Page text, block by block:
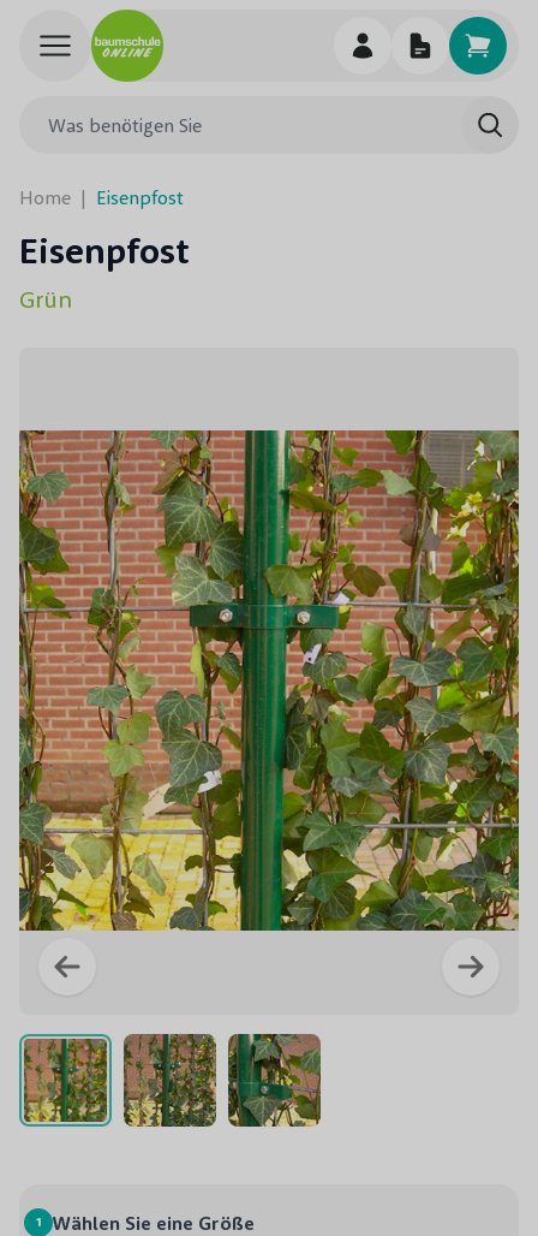
Skip to Content
Home | Eisenpfost
Eisenpfost
Grün
1 Wählen Sie eine Größe